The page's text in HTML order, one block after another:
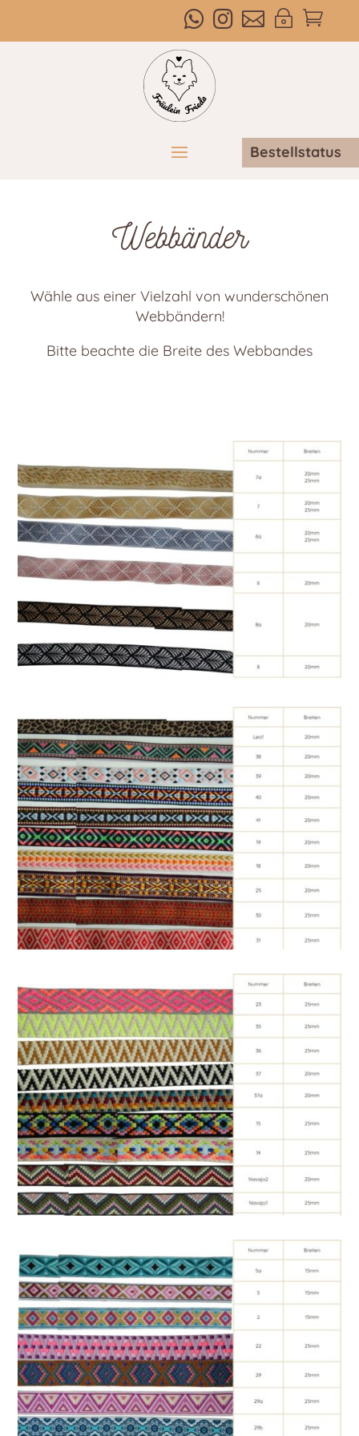

~



Bestellstatus
Webbänder
Wähle aus einer Vielzahl von wunderschönen
Webbändern!
Bitte beachte die Breite des Webbandes